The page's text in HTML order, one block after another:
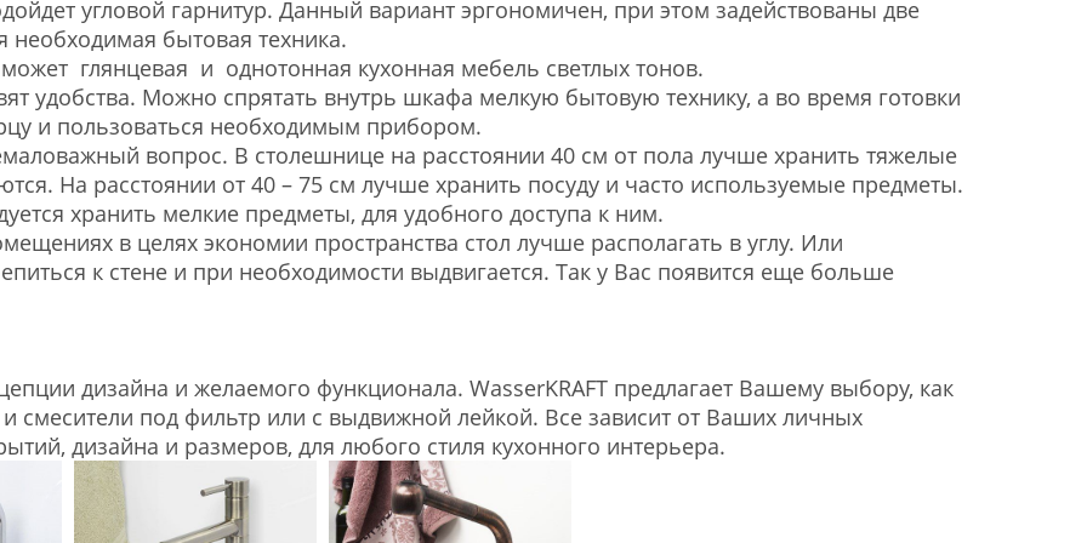
угловой гарнитур. Данный вариант эргономичен, при этом задействованы две
бытовая техника.
глянцевая и однотонная кухонная мебель светлых тонов.
удобства. Можно спрятать внутрь шкафа мелкую бытовую технику, а во время готовки
и пользоваться необходимым прибором.
вопрос. В столешнице на расстоянии 40 см от пола лучше хранить тяжелые
На расстоянии от 40 – 75 см лучше хранить посуду и часто используемые предметы.
хранить мелкие предметы, для удобного доступа к ним.
в целях экономии пространства стол лучше располагать в углу. Или
к стене и при необходимости выдвигается. Так у Вас появится еще больше
дизайна и желаемого функционала. WasserKRAFT предлагает Вашему выбору, как
и смесители под фильтр или с выдвижной лейкой. Все зависит от Ваших личных
дизайна и размеров, для любого стиля кухонного интерьера.